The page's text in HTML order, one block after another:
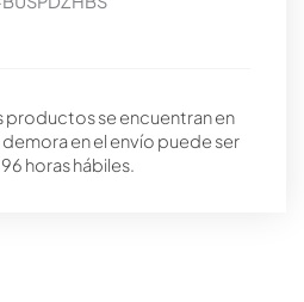
productos se encuentran en
en el envío puede ser
horas hábiles.